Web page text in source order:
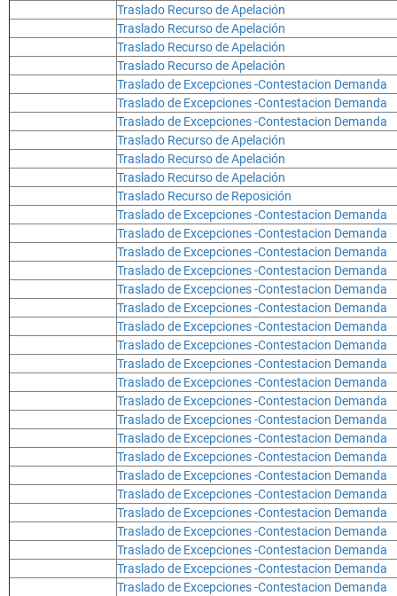
Traslado Recurso de Apelación
Traslado Recurso de Apelación
Traslado Recurso de Apelación
Traslado Recurso de Apelación
Traslado de Excepciones -Contestacion Demanda
Traslado de Excepciones -Contestacion Demanda
Traslado de Excepciones -Contestacion Demanda
Traslado Recurso de Apelación
Traslado Recurso de Apelación
Traslado Recurso de Apelación
Traslado Recurso de Reposición
Traslado de Excepciones -Contestacion Demanda
Traslado de Excepciones -Contestacion Demanda
Traslado de Excepciones -Contestacion Demanda
Traslado de Excepciones -Contestacion Demanda
Traslado de Excepciones -Contestacion Demanda
Traslado de Excepciones -Contestacion Demanda
Traslado de Excepciones -Contestacion Demanda
Traslado de Excepciones -Contestacion Demanda
Traslado de Excepciones -Contestacion Demanda
Traslado de Excepciones -Contestacion Demanda
Traslado de Excepciones -Contestacion Demanda
Traslado de Excepciones -Contestacion Demanda
Traslado de Excepciones -Contestacion Demanda
Traslado de Excepciones -Contestacion Demanda
Traslado de Excepciones -Contestacion Demanda
Traslado de Excepciones -Contestacion Demanda
Traslado de Excepciones -Contestacion Demanda
Traslado de Excepciones -Contestacion Demanda
Traslado de Excepciones -Contestacion Demanda
Traslado de Excepciones -Contestacion Demanda
Traslado de Excepciones -Contestacion Demanda